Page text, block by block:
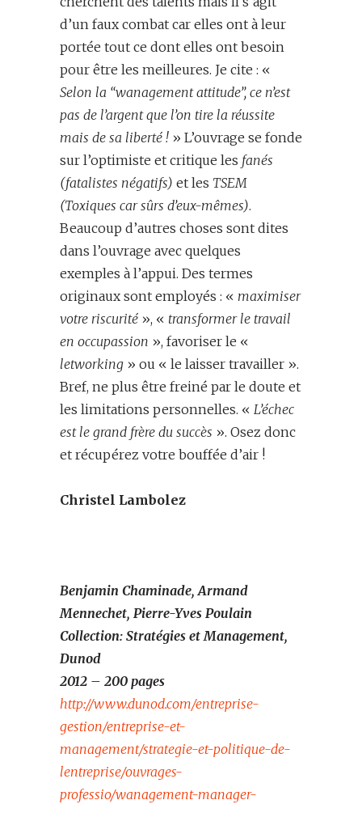
d’un faux combat car elles ont à leur
portée tout ce dont elles ont besoin
pour être les meilleures. Je cite : «
Selon la “wanagement attitude”, ce n’est
pas de l’argent que l’on tire la réussite
mais de sa liberté ! » L’ouvrage se fonde
sur l’optimiste et critique les fanés
(fatalistes négatifs) et les TSEM
(Toxiques car sûrs d’eux-mêmes).
Beaucoup d’autres choses sont dites
dans l’ouvrage avec quelques
exemples à l’appui. Des termes
originaux sont employés : « maximiser
votre riscurité », « transformer le travail
en occupassion », favoriser le «
letworking » ou « le laisser travailler ».
Bref, ne plus être freiné par le doute et
les limitations personnelles. « L’échec
est le grand frère du succès ». Osez donc
et récupérez votre bouffée d’air !
Christel Lambolez
Benjamin Chaminade, Armand
Mennechet, Pierre-Yves Poulain
Collection: Stratégies et Management,
Dunod
2012 – 200 pages
http://www.dunod.com/entreprise-
gestion/entreprise-et-
management/strategie-et-politique-de-
lentreprise/ouvrages-
professio/wanagement-manager-